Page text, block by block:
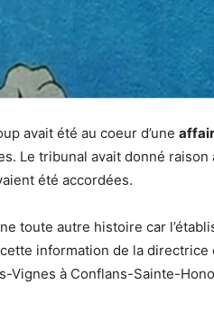
avait été au coeur d’une
Le tribunal avait donné
été accordées.
toute autre histoire car
information de la
Vignes à Conflans-Sainte-